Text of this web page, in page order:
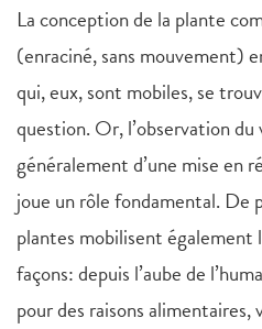
La conception de la plante
(enraciné, sans mouvement)
qui, eux, sont mobiles, se
question. Or, l’observation
généralement d’une mise en
joue un rôle fondamental. De
plantes mobilisent également
façons: depuis l’aube de
pour des raisons